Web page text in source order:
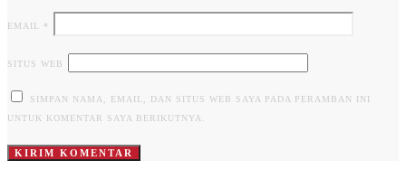
EMAIL *
SITUS WEB
SIMPAN NAMA, EMAIL, DAN SITUS WEB SAYA PADA PERAMBAN INI
UNTUK KOMENTAR SAYA BERIKUTNYA.